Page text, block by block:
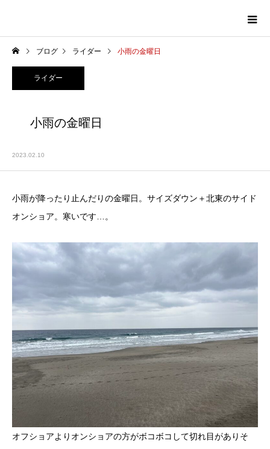
ブログ ライダー 小雨の金曜日
ライダー
小雨の金曜日
2023.02.10
小雨が降ったり止んだりの金曜日。サイズダウン＋北東のサイド
オンショア。寒いです…。
オフショアよりオンショアの方がボコボコして切れ目がありそ